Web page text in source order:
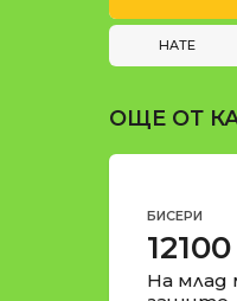
t
i
n
HATE
ОЩЕ ОТ
БИСЕРИ
12100
На млад